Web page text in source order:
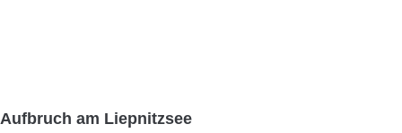
Aufbruch am Liepnitzsee